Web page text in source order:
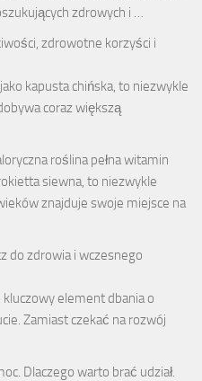
zdrowych i …
zdrowotne korzyści i
kapusta chińska, to niezwykle
coraz większą
roślina pełna witamin
siewna, to niezwykle
znajduje swoje miejsce na
do zdrowia i wczesnego
element dbania o
Zamiast czekać na rozwój
Dlaczego warto brać udział.